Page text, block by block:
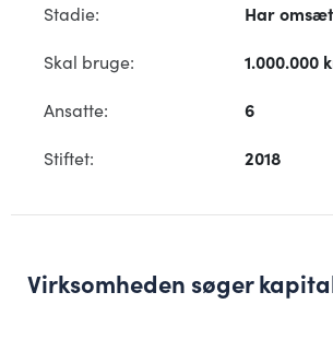
Stadie:
Har
Skal bruge:
1.000.000
Ansatte:
6
Stiftet:
2018
Virksomheden søger